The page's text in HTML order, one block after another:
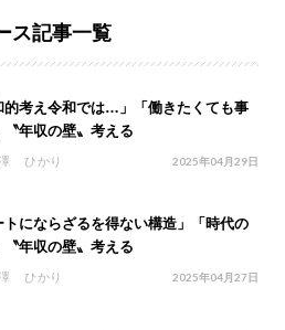
ス記事一覧
的考え令和では…」「働きたくても事
〝年収の壁〟考える
ひかり 2025年04月29日
トにならざるを得ない構造」「時代の
〝年収の壁〟考える
ひかり 2025年04月27日